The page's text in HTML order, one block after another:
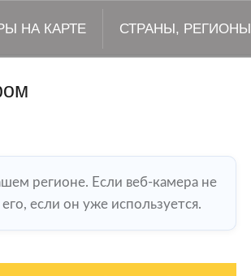
НА КАРТЕ СТРАНЫ, РЕГИОНЫ
регионе. Если веб-камера не
если он уже используется.